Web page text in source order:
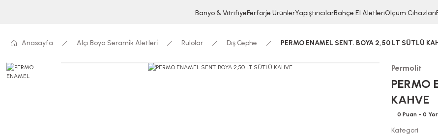
Banyo & VitrifiyeFerforje ÜrünlerYapıştırıcılarBahçe El AletleriÖlçüm Cihazları
Anasayfa Alçı Boya Serami̇k Aletleri̇ Rulolar Dış Cephe PERMO ENAMEL SENT. BOYA 2,50 LT SÜTLÜ
Permolit
PERMO
KAHVE
0 Puan - 0
Kategori